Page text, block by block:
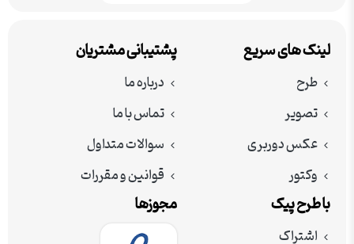
لینک های سریع
طرح
تصویر
عکس دوربری
وکتور
پشتیبانی مشتریان
درباره ما
تماس با ما
سوالات متداول
قوانین و مقررات
با طرح پیک
اشتراک
مجوزها